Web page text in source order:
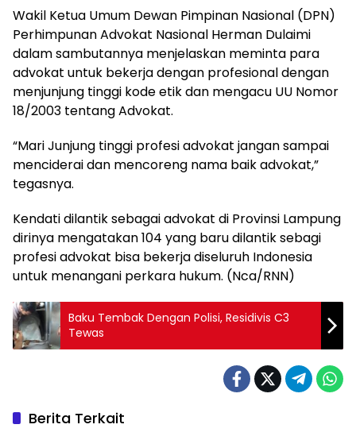
Wakil Ketua Umum Dewan Pimpinan Nasional (DPN)
Perhimpunan Advokat Nasional Herman Dulaimi
dalam sambutannya menjelaskan meminta para
advokat untuk bekerja dengan profesional dengan
menjunjung tinggi kode etik dan mengacu UU Nomor
18/2003 tentang Advokat.
“Mari Junjung tinggi profesi advokat jangan sampai
menciderai dan mencoreng nama baik advokat,”
tegasnya.
Kendati dilantik sebagai advokat di Provinsi Lampung
dirinya mengatakan 104 yang baru dilantik sebagi
profesi advokat bisa bekerja diseluruh Indonesia
untuk menangani perkara hukum. (Nca/RNN)
Baku Tembak Dengan Polisi, Residivis C3
Tewas
Berita Terkait